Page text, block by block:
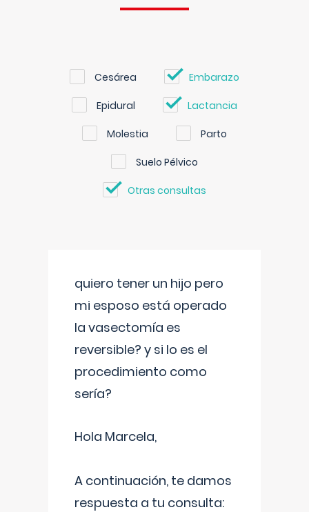
Cesárea Embarazo
Epidural Lactancia
Molestia Parto
Suelo Pélvico
Otras consultas
quiero tener un hijo pero
mi esposo está operado
la vasectomía es
reversible? y si lo es el
procedimiento como
sería?
Hola Marcela,
A continuación, te damos
respuesta a tu consulta: